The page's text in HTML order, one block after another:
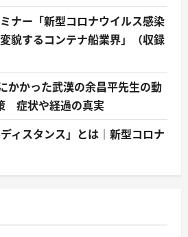
ナー「新型コロナウイルス感染
貌するコンテナ船業界」（収録
かかった武漢の余昌平先生の動
症状や経過の真実
ィスタンス」とは｜新型コロナ